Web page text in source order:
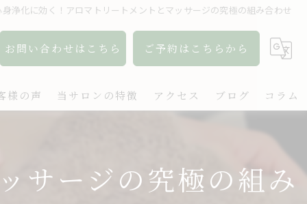
身浄化に効く！アロマトリートメントとマッサージの究極の組み合わせ
お問い合わせはこちら ご予約はこちらから
様の声 当サロンの特徴 アクセス ブログ コラム
サージの究極の組み